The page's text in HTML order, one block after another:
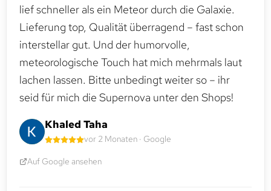
lief schneller als ein Meteor durch die Galaxie.
Lieferung top, Qualität überragend – fast schon
interstellar gut. Und der humorvolle,
meteorologische Touch hat mich mehrmals laut
lachen lassen. Bitte unbedingt weiter so – ihr
seid für mich die Supernova unter den Shops!
Khaled Taha
vor 2 Monaten · Google
Auf Google ansehen